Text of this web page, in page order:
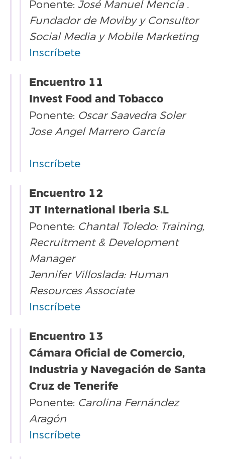
Ponente: José Manuel Mencía .
Fundador de Moviby y Consultor
Social Media y Mobile Marketing
Inscríbete
Encuentro 11
Invest Food and Tobacco
Ponente: Oscar Saavedra Soler
Jose Angel Marrero García
Inscríbete
Encuentro 12
JT International Iberia S.L
Ponente: Chantal Toledo: Training,
Recruitment & Development
Manager
Jennifer Villoslada: Human
Resources Associate
Inscríbete
Encuentro 13
Cámara Oficial de Comercio,
Industria y Navegación de Santa
Cruz de Tenerife
Ponente: Carolina Fernández
Aragón
Inscríbete